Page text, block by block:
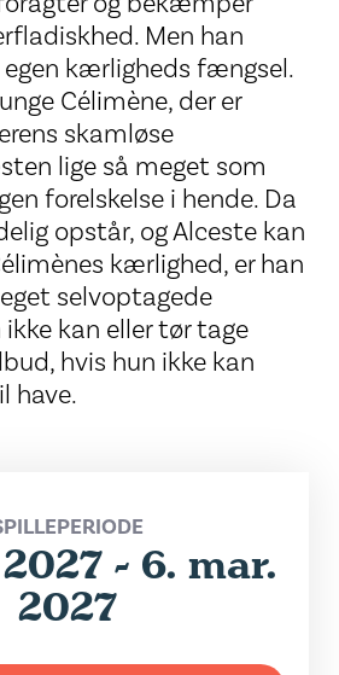
Men han
kærligheds fængsel.
Célimène, der er
skamløse
lige så meget som
forelskelse i hende. Da
opstår, og Alceste kan
kærlighed, er han
selvoptagede
kan eller tør tage
hvis hun ikke kan
have.
- 6. mar.
2027